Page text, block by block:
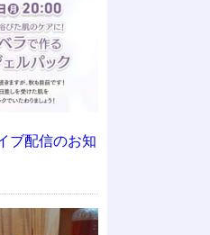
ブ配信のお知